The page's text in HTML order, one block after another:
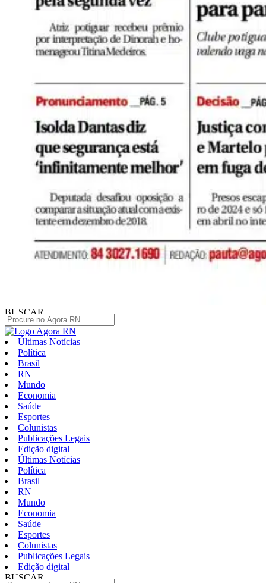
BUSCAR
Últimas Notícias
Política
Brasil
RN
Mundo
Economia
Saúde
Esportes
Colunistas
Publicações Legais
Edição digital
Últimas Notícias
Política
Brasil
RN
Mundo
Economia
Saúde
Esportes
Colunistas
Publicações Legais
Edição digital
BUSCAR